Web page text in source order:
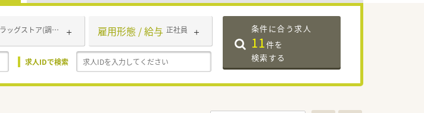
ドラッグストア(調剤あり) 雇用形態 / 給与 正社員
求人IDで検索
条件に合う求人
11件を
検索する